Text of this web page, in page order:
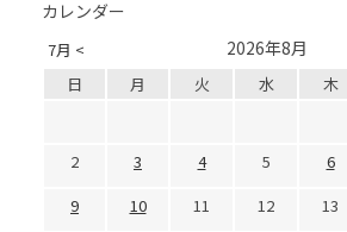
カレンダー
7月 < 2026年8月
日 月 火 水 木
2
3 4 5 6
9
10 11 12 13